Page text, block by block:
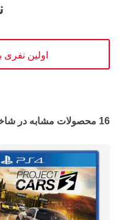
اولین
16 محصولات مشابه در شاخه های مختلف: